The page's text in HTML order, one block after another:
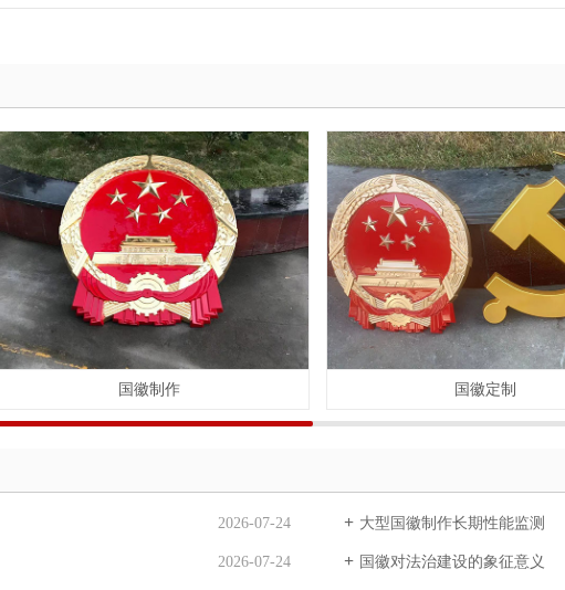
国徽制作 国徽定制
2026-07-24 大型国徽制作长期性能监测
2026-07-24 国徽对法治建设的象征意义